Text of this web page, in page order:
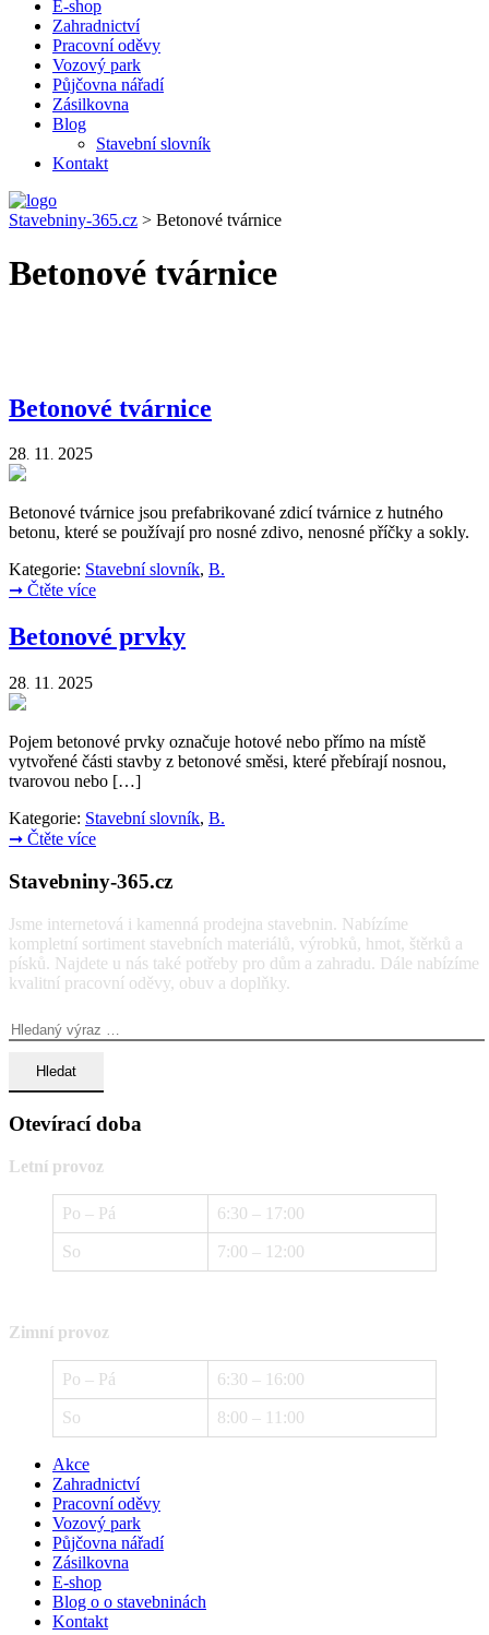
E-shop
Zahradnictví
Pracovní oděvy
Vozový park
Půjčovna nářadí
Zásilkovna
Blog
Stavební slovník
Kontakt
Stavebniny-365.cz > Betonové tvárnice
Betonové tvárnice
Betonové tvárnice
28. 11. 2025
Betonové tvárnice jsou prefabrikované zdicí tvárnice z hutného
betonu, které se používají pro nosné zdivo, nenosné příčky a sokly.
Kategorie: Stavební slovník, B.
➞ Čtěte více
Betonové prvky
28. 11 . 2025
Pojem betonové prvky označuje hotové nebo přímo na místě
vytvořené části stavby z betonové směsi, které přebírají nosnou,
tvarovou nebo […]
Kategorie: Stavební slovník, B.
➞ Čtěte více
Stavebniny-365.cz
Jsme internetová i kamenná prodejna stavebnin. Nabízíme
kompletní sortiment stavebních materiálů, výrobků, hmot, štěrků a
písků. Najdete u nás také potřeby pro dům a zahradu. Dále nabízíme
kvalitní pracovní oděvy, obuv a doplňky.
Otevírací doba
Letní provoz
Po – Pá 6:30 – 17:00
So 7:00 – 12:00
Zimní provoz
Po – Pá 6:30 – 16:00
So 8:00 – 11:00
Akce
Zahradnictví
Pracovní oděvy
Vozový park
Půjčovna nářadí
Zásilkovna
E-shop
Blog o o stavebninách
Kontakt